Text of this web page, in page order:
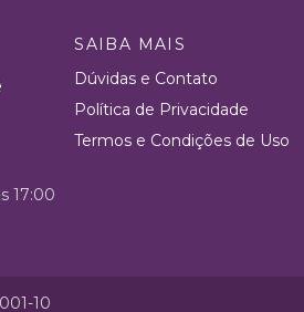
SAIBA MAIS
Dúvidas e Contato
Política de Privacidade
Termos e Condições de Uso
17:00
10